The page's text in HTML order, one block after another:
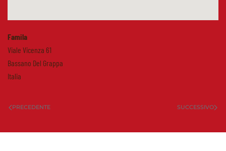
Famila
Viale Vicenza 61
Bassano Del Grappa
Italia
PRECEDENTE SUCCESSIVO